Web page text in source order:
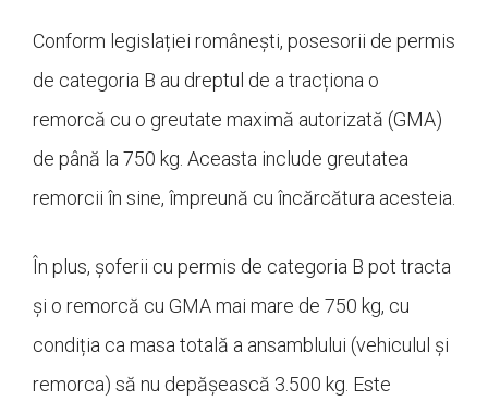
Conform legislației românești, posesorii de permis
de categoria B au dreptul de a tracționa o
remorcă cu o greutate maximă autorizată (GMA)
de până la 750 kg. Aceasta include greutatea
remorcii în sine, împreună cu încărcătura acesteia.
În plus, șoferii cu permis de categoria B pot tracta
și o remorcă cu GMA mai mare de 750 kg, cu
condiția ca masa totală a ansamblului (vehiculul și
remorca) să nu depășească 3.500 kg. Este